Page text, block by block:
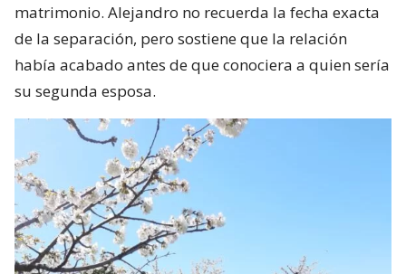
matrimonio. Alejandro no recuerda la fecha exacta
de la separación, pero sostiene que la relación
había acabado antes de que conociera a quien sería
su segunda esposa.